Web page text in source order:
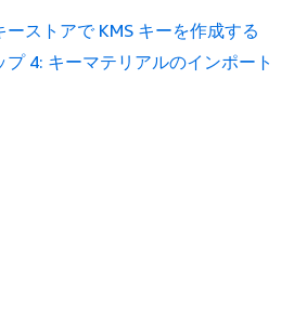
ーストアで KMS キーを作成する
プ 4: キーマテリアルのインポート